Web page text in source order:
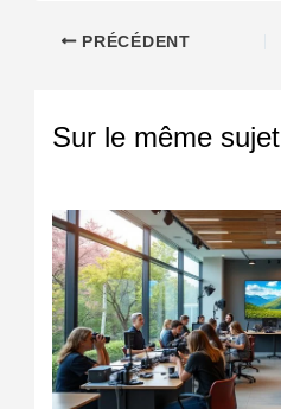
PRÉCÉDENT
Sur le même sujet